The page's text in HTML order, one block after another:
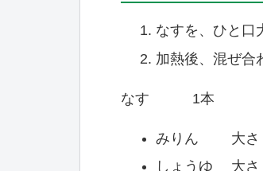
なすを、ひと口
加熱後、混ぜ合
なす 1本
みりん 大さ
しょうゆ 大さ